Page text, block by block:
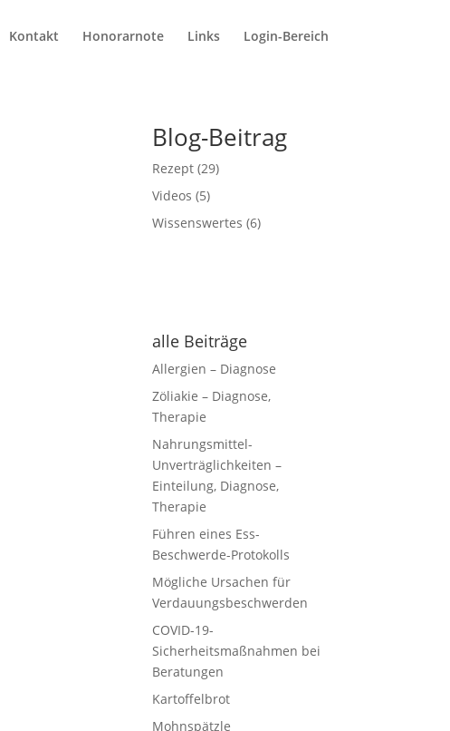
Kontakt Honorarnote Links Login-Bereich
Blog-Beitrag
Rezept (29)
Videos (5)
Wissenswertes (6)
alle Beiträge
Allergien – Diagnose
Zöliakie – Diagnose,
Therapie
Nahrungsmittel-
Unverträglichkeiten –
Einteilung, Diagnose,
Therapie
Führen eines Ess-
Beschwerde-Protokolls
Mögliche Ursachen für
Verdauungsbeschwerden
COVID-19-
Sicherheitsmaßnahmen bei
Beratungen
Kartoffelbrot
Mohnspätzle